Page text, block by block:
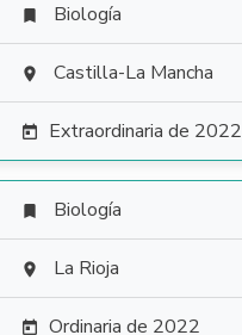
 Biología
 Castilla-La Mancha
 Extraordinaria de 2022
 Biología
 La Rioja
 Ordinaria de 2022